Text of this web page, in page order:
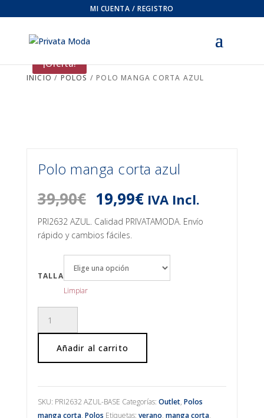
MI CUENTA / REGISTRO
INICIO / POLOS / POLO MANGA CORTA AZUL
¡Oferta!
Polo manga corta azul
39,90€ El
precio
original
era:
39,90€.
19,99€El
precio
actual
19,99€.
IVA Incl.
PRI2632 AZUL. Calidad PRIVATAMODA. Envío
rápido y cambios fáciles.
TALLA
Limpiar
manga
Añadir al carrito
SKU: PRI2632 AZUL-BASE Categorías: Outlet, Polos
manga corta, Polos Etiquetas: verano, manga corta,